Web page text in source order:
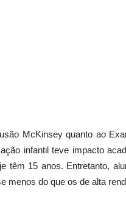
McKinsey quanto ao
infantil teve impacto
têm 15 anos. Entretanto,
menos do que os de alta